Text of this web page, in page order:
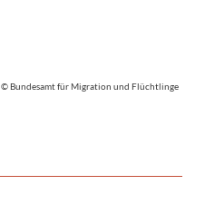
© Bundesamt für Migration und Flüchtlinge